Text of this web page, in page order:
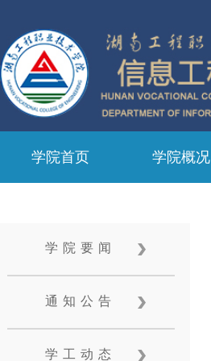
学院首页 学院概况
学院要闻
通知公告
学工动态